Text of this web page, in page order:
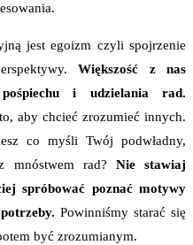
jest egoizm czyli spojrzenie
Większość z nas
i udzielania rad.
aby chcieć zrozumieć innych.
co myśli Twój podwładny,
mnóstwem rad? Nie stawiaj
spróbować poznać motywy
Powinniśmy starać się
być zrozumianym.